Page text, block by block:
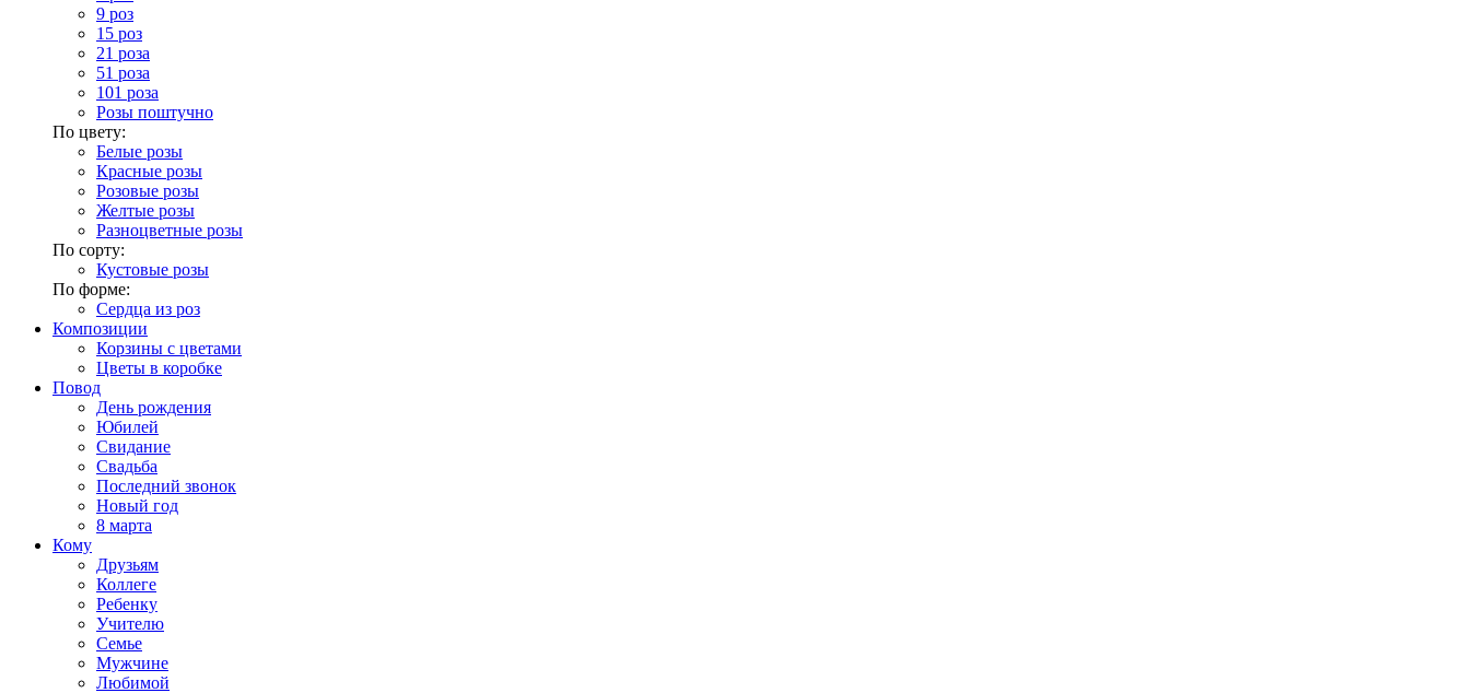
9 роз
15 роз
21 роза
51 роза
101 роза
Розы поштучно
По цвету:
Белые розы
Красные розы
Розовые розы
Желтые розы
Разноцветные розы
По сорту:
Кустовые розы
По форме:
Сердца из роз
Композиции
Корзины с цветами
Цветы в коробке
Повод
День рождения
Юбилей
Свидание
Свадьба
Последний звонок
Новый год
8 марта
Кому
Друзьям
Коллеге
Ребенку
Учителю
Семье
Мужчине
Любимой